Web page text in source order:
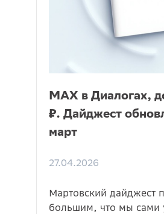
MAX в Диалогах,
₽. Дайджест
март
27.04.2026
Мартовский дайджест
большим, что мы сами